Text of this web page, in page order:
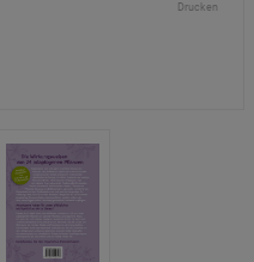
Drucken